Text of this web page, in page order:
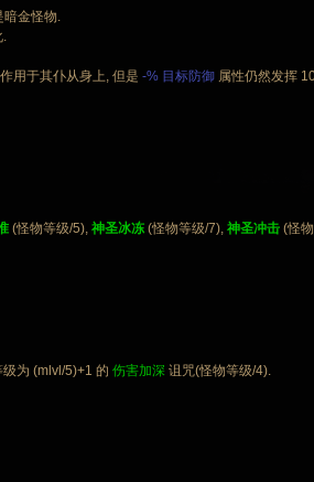
暗金怪物.
.
用于其仆从身上, 但是 -% 目标防御属性仍然发挥
(怪物等级/5), 神圣冰冻(怪物等级/7), 神圣冲击(怪
为 (mlvl/5)+1 的 伤害加深诅咒(怪物等级/4).